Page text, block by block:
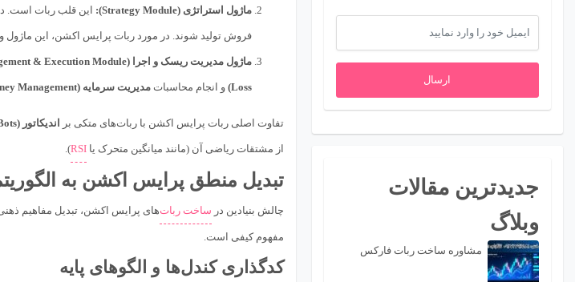
ارسال
جدیدترین مقالات
وبلاگ
مشاوره ساخت ربات فارکس
ماژول استراتژی (Strategy Module): این قلب ربات است.
فروش تولید شوند. در مورد ربات پرایس اکشن، این ماژول
ماژول مدیریت ریسک و اجرا (Risk Management & Execution Module):
Loss) و انجام محاسباتمدیریت سرمایه (Money Management)
تفاوت اصلی ربات پرایس اکشن با ربات‌های متکی بر اندیکاتور (Indicator-Based Bots)
از مشتقات ریاضی آن (مانند میانگین متحرک یاRSI
).
تبدیل منطق پرایس اکشن به
چالش بنیادین در ساخت ربات‌های پرایس اکشن، تبدیل مفاهیم
مفهوم کیفی است.
کدگذاری کندل‌ها و الگوهای پایه